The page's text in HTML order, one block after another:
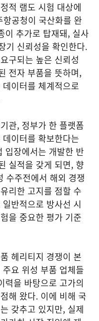
적 램도 시험 대상에
공청이 국산화를 완
이 추가로 탑재돼, 실사
기 신뢰성을 확인한다.
구되는 높은 신뢰성
전자 부품을 뜻하며,
이터를 체계적으로
관, 정부가 한 플랫폼
이터를 확보한다는
입장에서는 개발한 반
실적을 갖게 되면, 향
수주전에서 해외 경쟁
리한 고지를 점할 수
반적으로 방사선 시
을 중요한 평가 기준
헤리티지 경쟁이 본
요 위성 부품 업체들
력을 바탕으로 고가의
해 왔다. 이에 비해 국
갖추고 있지만, 실제